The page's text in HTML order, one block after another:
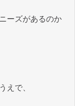
ーズがあるのか
えで、